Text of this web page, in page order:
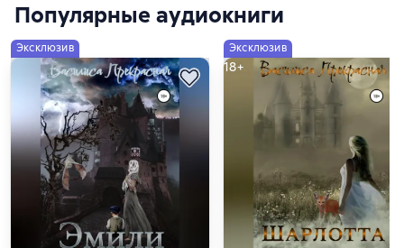
Популярные аудиокниги
Эксклюзив Эксклюзив
18+